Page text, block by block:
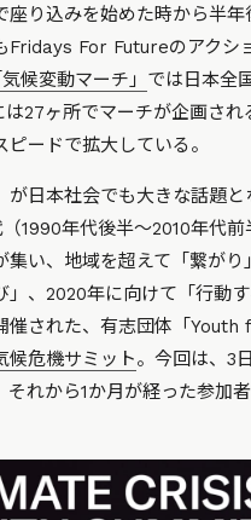
座り込みを始めた時から半年
Fridays For Futureのアクシ
気候変動マーチ」 では日本全
は27ヶ所でマーチが企画され
ピードで拡大している。
が日本社会でも大きな話題と
1990年代後半〜2010年代
集い、地域を超えて「繋がり
」、2020年に向けて「行動
催された、有志団体「Youth
候危機サミット。今回は、3
それから1か月が経った参加